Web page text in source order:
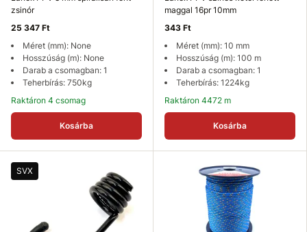
zsinór
25 347 Ft
Méret (mm): None
Hosszúság (m): None
Darab a csomagban: 1
Teherbírás: 750kg
Raktáron 4 csomag
Kosárba
maggal 16pr 10mm
343 Ft
Méret (mm): 10 mm
Hosszúság (m): 100 m
Darab a csomagban: 1
Teherbírás: 1224kg
Raktáron 4472 m
Kosárba
SVX